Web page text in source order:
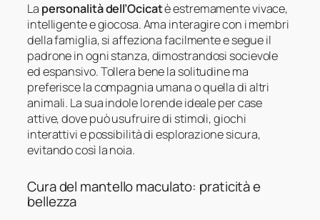
La personalità dell’Ocicatè estremamente vivace,
intelligente e giocosa. Ama interagire con i membri
della famiglia, si affeziona facilmente e segue il
padrone in ogni stanza, dimostrandosi socievole
ed espansivo. Tollera bene la solitudine ma
preferisce la compagnia umana o quella di altri
animali. La sua indole lo rende ideale per case
attive, dove può usufruire di stimoli, giochi
interattivi e possibilità di esplorazione sicura,
evitando così la noia.
Cura del mantello maculato: praticità e
bellezza